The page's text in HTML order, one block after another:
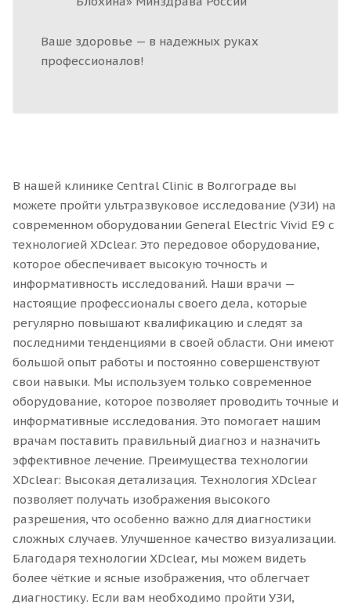
Ваше здоровье — в надежных руках
профессионалов!
В нашей клинике Central Clinic в Волгограде вы
можете пройти ультразвуковое исследование (УЗИ) на
современном оборудовании General Electric Vivid E9 с
технологией XDclear. Это передовое оборудование,
которое обеспечивает высокую точность и
информативность исследований. Наши врачи —
настоящие профессионалы своего дела, которые
регулярно повышают квалификацию и следят за
последними тенденциями в своей области. Они имеют
большой опыт работы и постоянно совершенствуют
свои навыки. Мы используем только современное
оборудование, которое позволяет проводить точные и
информативные исследования. Это помогает нашим
врачам поставить правильный диагноз и назначить
эффективное лечение. Преимущества технологии
XDclear: Высокая детализация. Технология XDclear
позволяет получать изображения высокого
разрешения, что особенно важно для диагностики
сложных случаев. Улучшенное качество визуализации.
Благодаря технологии XDclear, мы можем видеть
более чёткие и ясные изображения, что облегчает
диагностику. Если вам необходимо пройти УЗИ,